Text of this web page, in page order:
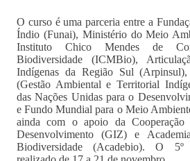
O curso é uma parceria entre a
Índio (Funai), Ministério do Meio
Instituto Chico Mendes de
Biodiversidade (ICMBio),
Indígenas da Região Sul
(Gestão Ambiental e Territorial
das Nações Unidas para o
e Fundo Mundial para o Meio
ainda com o apoio da
Desenvolvimento (GIZ) e
Biodiversidade (Acadebio). O